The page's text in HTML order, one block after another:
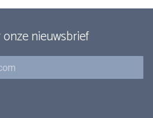
nieuwsbrief